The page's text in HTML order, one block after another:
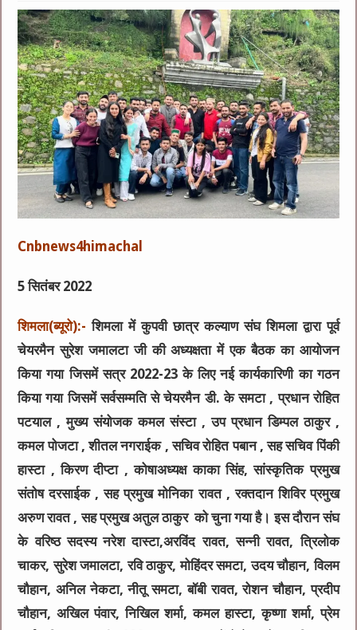
Cnbnews4himachal
5 सितंबर 2022
शिमला(ब्यूरो):- शिमला में कुपवी छात्र कल्याण संघ शिमला द्वारा पूर्व
चेयरमैन सुरेश जमालटा जी की अध्यक्षता में एक बैठक का आयोजन
किया गया जिसमें सत्र 2022-23 के लिए नई कार्यकारिणी का गठन
किया गया जिसमें सर्वसम्मति से चेयरमैन डी. के समटा , प्रधान रोहित
पटयाल , मुख्य संयोजक कमल संस्टा , उप प्रधान डिम्पल ठाकुर ,
कमल पोजटा , शीतल नगराईक , सचिव रोहित पबान , सह सचिव पिंकी
हास्टा , किरण दीप्टा , कोषाअध्यक्ष काका सिंह, सांस्कृतिक प्रमुख
संतोष दरसाईक , सह प्रमुख मोनिका रावत , रक्तदान शिविर प्रमुख
अरुण रावत , सह प्रमुख अतुल ठाकुर को चुना गया है। इस दौरान संघ
के वरिष्ठ सदस्य नरेश दास्टा,अरविंद रावत, सन्नी रावत, त्रिलोक
चाकर, सुरेश जमालटा, रवि ठाकुर, मोहिंदर समटा, उदय चौहान, विलम
चौहान, अनिल नेकटा, नीतू समटा, बॉबी रावत, रोशन चौहान, प्रदीप
चौहान, अखिल पंवार, निखिल शर्मा, कमल हास्टा, कृष्णा शर्मा, प्रेम